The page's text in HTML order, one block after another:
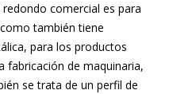
comercial es para
también tiene
para los productos
fabricación de maquinaria,
se trata de un perfil de